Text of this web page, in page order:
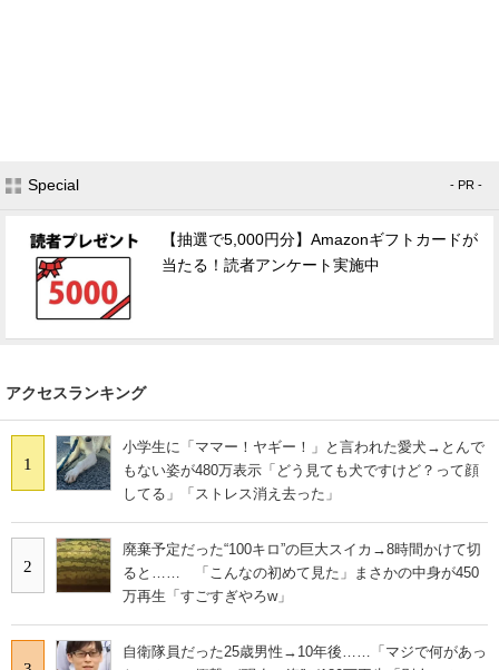
Special - PR -
【抽選で5,000円分】Amazonギフトカードが
当たる！読者アンケート実施中
アクセスランキング
1
小学生に「ママー！ヤギー！」と言われた愛犬→とんで
もない姿が480万表示「どう見ても犬ですけど？って顔
してる」「ストレス消え去った」
2
廃棄予定だった“100キロ”の巨大スイカ→8時間かけて切
ると…… 「こんなの初めて見た」まさかの中身が450
万再生「すごすぎやろw」
自衛隊員だった25歳男性→10年後……「マジで何があっ